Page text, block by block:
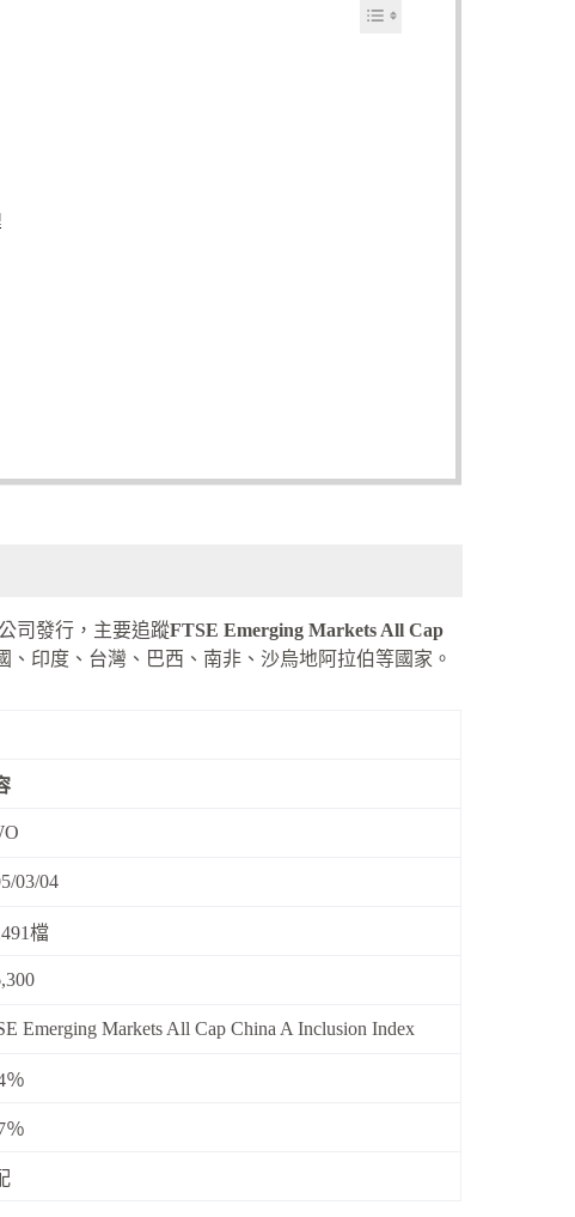
司發行，主要追蹤FTSE Emerging Markets All Cap
印度、台灣、巴西、南非、沙烏地阿拉伯等國家。
03/04
檔
Emerging Markets All Cap China A Inclusion Index
％
％